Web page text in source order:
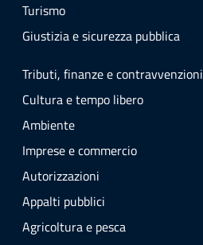
Turismo
Giustizia e sicurezza pubblica
Tributi, finanze e contravvenzioni
Cultura e tempo libero
Ambiente
Imprese e commercio
Autorizzazioni
Appalti pubblici
Agricoltura e pesca